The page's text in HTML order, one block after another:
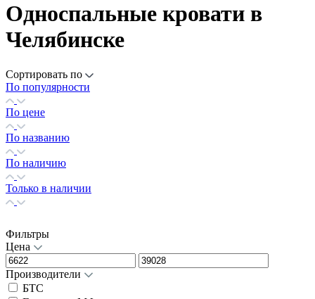
Односпальные кровати в
Челябинске
Сортировать по
По популярности
По цене
По названию
По наличию
Только в наличии
Фильтры
Цена
Производители
БТС